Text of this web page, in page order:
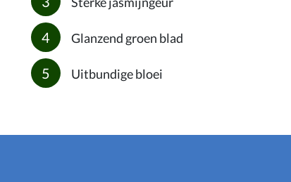
Glanzend groen blad
Uitbundige bloei